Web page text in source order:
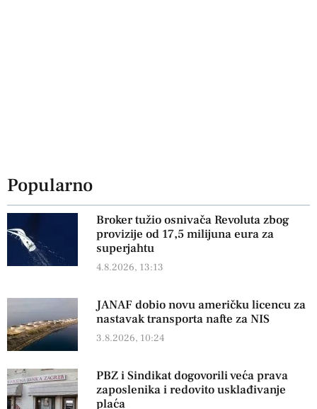
Popularno
Broker tužio osnivača Revoluta zbog
provizije od 17,5 milijuna eura za
superjahtu
4.8.2026, 13:13
JANAF dobio novu američku licencu za
nastavak transporta nafte za NIS
3.8.2026, 10:24
PBZ i Sindikat dogovorili veća prava
zaposlenika i redovito usklađivanje
plaća